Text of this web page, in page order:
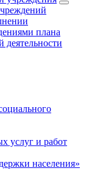
плана
деятельности
услуг и работ
населения»